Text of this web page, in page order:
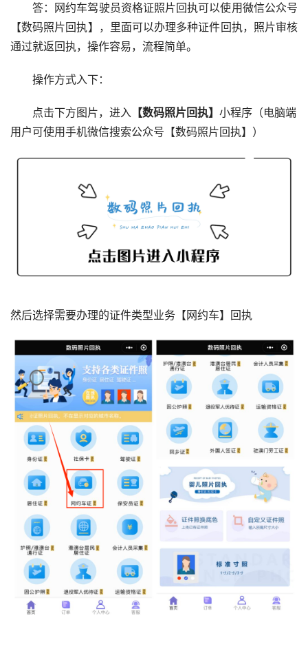
答：网约车驾驶员资格证照片回执可以使用微信公众号
【数码照片回执】，里面可以办理多种证件回执，照片审核
通过就返回执，操作容易，流程简单。
操作方式入下：
点击下方图片，进入 【数码照片回执】 小程序（电脑端
用户可使用手机微信搜索公众号【数码照片回执】）
然后选择需要办理的证件类型业务【网约车】回执